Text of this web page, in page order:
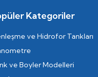
Kategoriler
ve Hidrofor Tankları
ve Boyler Modelleri